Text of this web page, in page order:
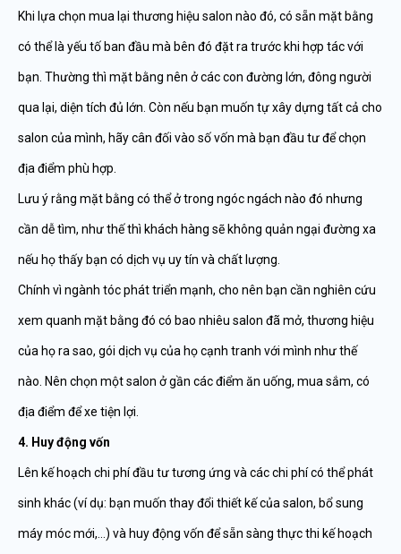
Khi lựa chọn mua lại thương hiệu salon nào đó, có sẵn mặt bằng
có thể là yếu tố ban đầu mà bên đó đặt ra trước khi hợp tác với
bạn. Thường thì mặt bằng nên ở các con đường lớn, đông người
qua lại, diện tích đủ lớn. Còn nếu bạn muốn tự xây dựng tất cả cho
salon của mình, hãy cân đối vào số vốn mà bạn đầu tư để chọn
địa điểm phù hợp.
Lưu ý rằng mặt bằng có thể ở trong ngóc ngách nào đó nhưng
cần dễ tìm, như thế thì khách hàng sẽ không quản ngại đường xa
nếu họ thấy bạn có dịch vụ uy tín và chất lượng.
Chính vì ngành tóc phát triển mạnh, cho nên bạn cần nghiên cứu
xem quanh mặt bằng đó có bao nhiêu salon đã mở, thương hiệu
của họ ra sao, gói dịch vụ của họ cạnh tranh với mình như thế
nào. Nên chọn một salon ở gần các điểm ăn uống, mua sắm, có
địa điểm để xe tiện lợi.
4. Huy động vốn
Lên kế hoạch chi phí đầu tư tương ứng và các chi phí có thể phát
sinh khác (ví dụ: bạn muốn thay đổi thiết kế của salon, bổ sung
máy móc mới,…) và huy động vốn để sẵn sàng thực thi kế hoạch